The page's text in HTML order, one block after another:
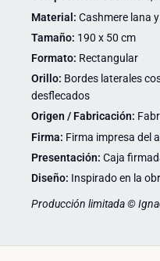
Material: Cashmere lana
Tamaño: 190 x 50 cm
Formato: Rectangular
Orillo: Bordes laterales
desflecados
Origen / Fabricación:
Firma: Firma impresa del
Presentación: Caja
Diseño: Inspirado en la
Producción limitada ©